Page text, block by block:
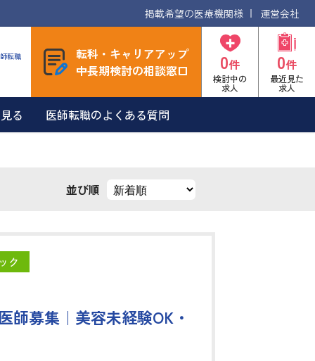
掲載希望の医療機関様 運営会社
転職
転科・キャリアアップ
中長期検討の相談窓口
0件
検討中の
求人
0件
最近見た
求人
る 医師転職のよくある質問
並び順
ク
師募集｜美容未経験OK・